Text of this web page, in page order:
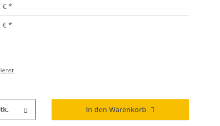
€ *
€ *
In den Warenkorb